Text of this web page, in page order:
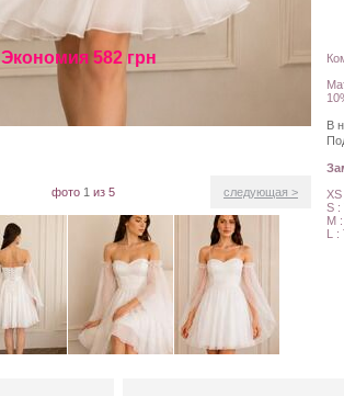
Экономия 582 грн
В
S :
M
L :
фото 1 из 5 следующая >